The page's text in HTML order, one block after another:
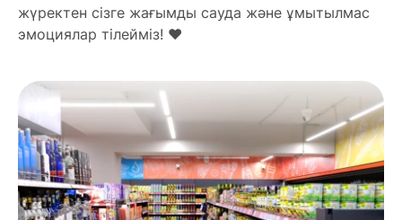
жүректен сізге жағымды сауда және ұмытылмас
эмоциялар тілейміз! ❤️